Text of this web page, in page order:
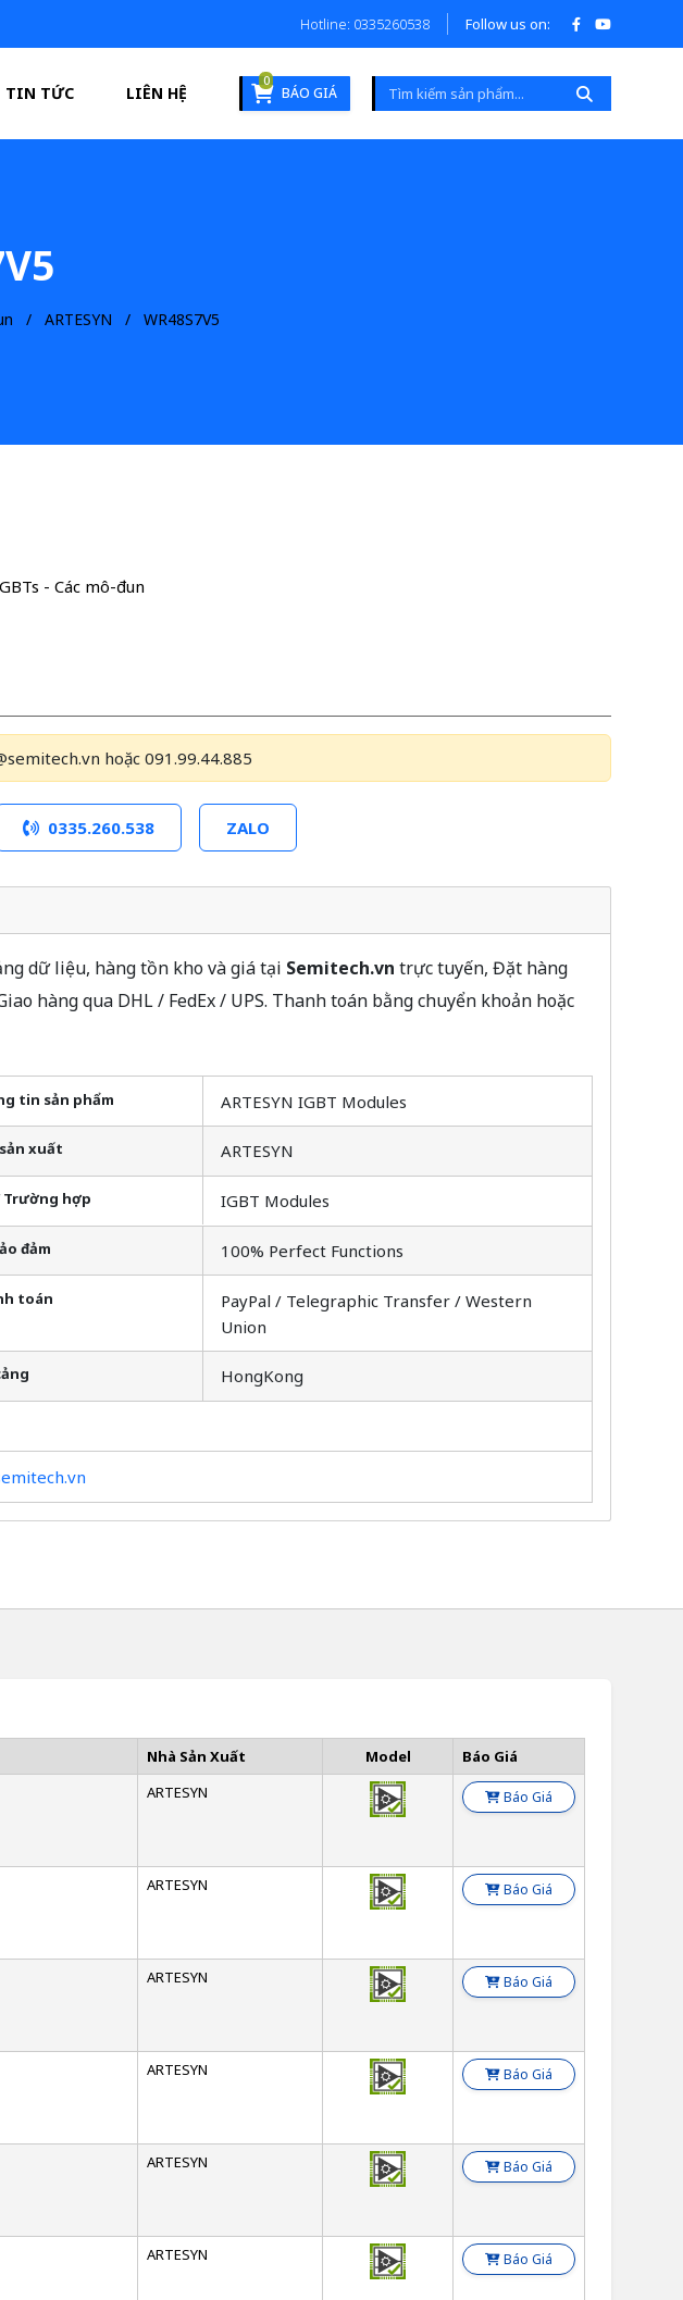
Hotline: 0335260538 Follow us on:
TIN TỨC LIÊN HỆ
0
BÁO GIÁ
ARTESYN WR48S7V5
- Các mô-đun
hoặc 091.99.44.885
0335.260.538 ZALO
dữ liệu, hàng tồn kho và giá tại Semitech.vn trực tuyến, Đặt hàng
hàng qua DHL / FedEx / UPS. Thanh toán bằng chuyển khoản hoặc
tin sản phẩm ARTESYN IGBT Modules
xuất ARTESYN
Trường hợp IGBT Modules
đảm 100% Perfect Functions
toán
PayPal / Telegraphic Transfer / Western
Union
HongKong
Nhà Sản Xuất Model Báo Giá
ARTESYN Báo Giá
ARTESYN Báo Giá
ARTESYN Báo Giá
ARTESYN Báo Giá
ARTESYN Báo Giá
ARTESYN Báo Giá